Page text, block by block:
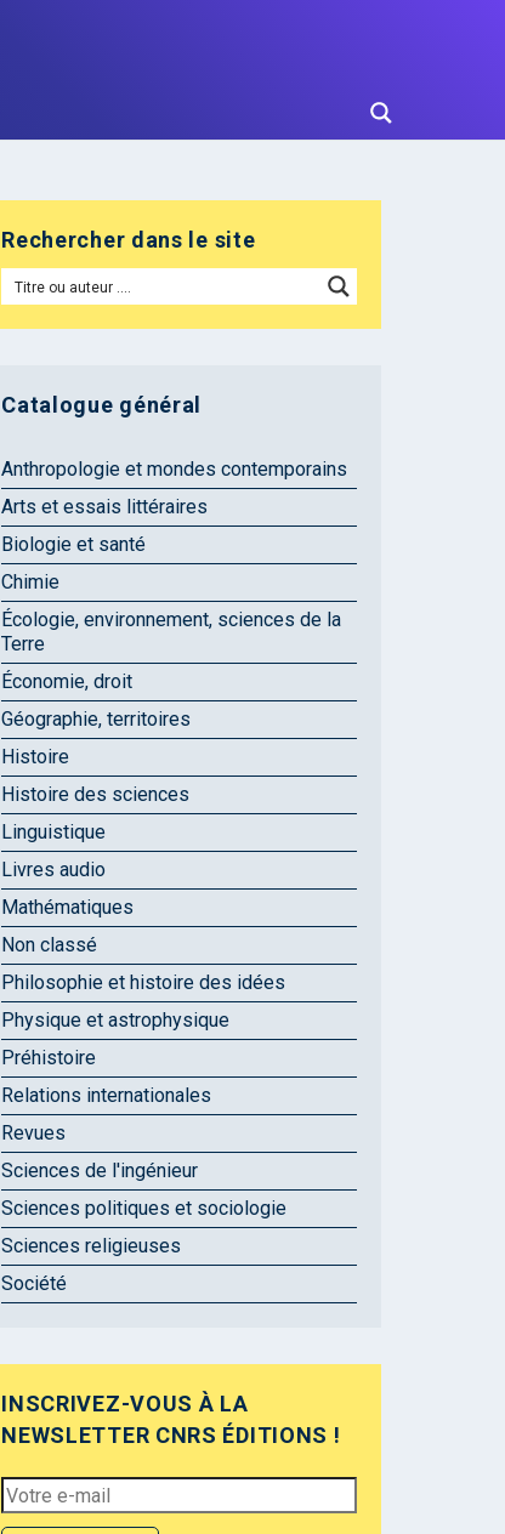
Rechercher dans le site
Catalogue général
Anthropologie et mondes contemporains
Arts et essais littéraires
Biologie et santé
Chimie
Écologie, environnement, sciences de la
Terre
Économie, droit
Géographie, territoires
Histoire
Histoire des sciences
Linguistique
Livres audio
Mathématiques
Non classé
Philosophie et histoire des idées
Physique et astrophysique
Préhistoire
Relations internationales
Revues
Sciences de l'ingénieur
Sciences politiques et sociologie
Sciences religieuses
Société
INSCRIVEZ-VOUS À LA
NEWSLETTER CNRS ÉDITIONS !